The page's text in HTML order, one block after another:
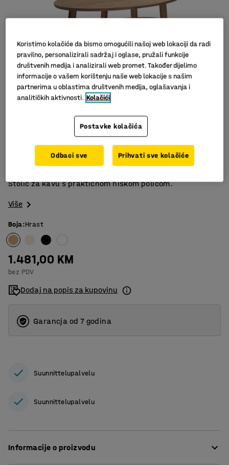
Praktične niske police
Nekoliko različitih modela
Stolić za kavu s praktičnom niskom policom.
Više
Boja:Hrast
1.481,00 KM
bez PDV
Dodaj na popis za kupovinu
Garancja od 7 godina
Suunnittelupalvelu
Suunnittelupalvelu
Informacije o proizvodu
Koristimo kolačiće da bismo omogućili našoj web lokaciji da radi
pravilno, personalizirali sadržaj i oglase, pružali funkcije
društvenih medija i analizirali web promet. Također dijelimo
informacije o vašem korištenju naše web lokacije s našim
partnerima u oblastima društvenih medija, oglašavanja i
analitičkih aktivnosti. Kolačići
Postavke kolačića
Odbaci sve Prihvati sve kolačiće